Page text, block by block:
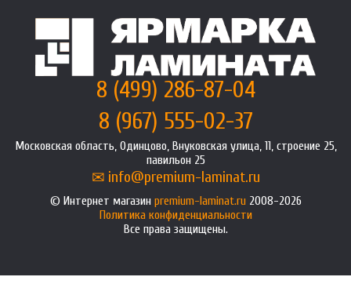
8 (499) 286-87-04
8 (967) 555-02-37
Московская область, Одинцово, Внуковская улица, 11, строение 25,
павильон 25
info@premium-laminat.ru
Интернет магазин premium-laminat.ru2008-2026
Политика конфиденциальности
Все права защищены.